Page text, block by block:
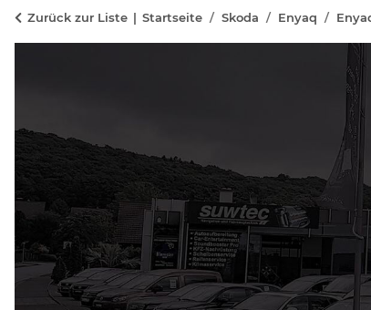
Zurück zur Liste Startseite Skoda Enyaq